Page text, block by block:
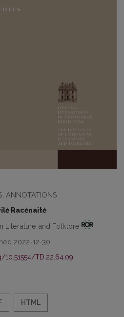
ANNOTATIONS
Racėnaitė
Literature and Folklore
2022-12-30
TD.22.64.09
HTML